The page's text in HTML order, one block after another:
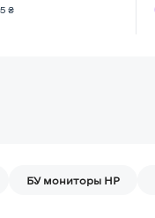
₴
БУ мониторы HP